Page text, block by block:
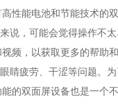
性能电池和节能技术的
，可能会觉得操作不
频，以获取更多的帮助和
疲劳、干涩等问题。
的双面屏设备也是一个不